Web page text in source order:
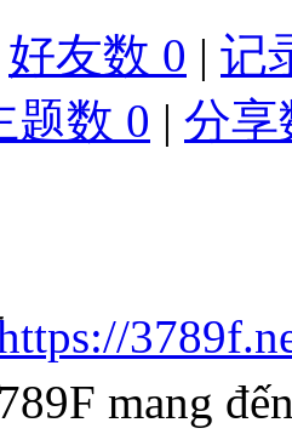
好友数 0 | 记
题数 0 | 分享
mang